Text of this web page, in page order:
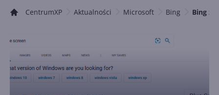
CentrumXP Aktualności Microsoft Bing Bing